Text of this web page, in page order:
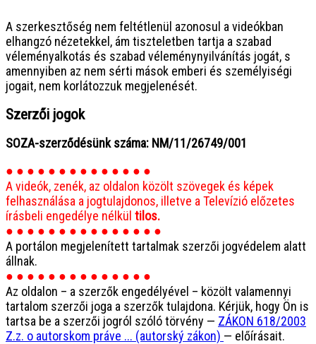
A szerkesztőség nem feltétlenül azonosul a videókban
elhangzó nézetekkel, ám tiszteletben tartja a szabad
véleményalkotás és szabad véleménynyilvánítás jogát, s
amennyiben az nem sérti mások emberi és személyiségi
jogait, nem korlátozzuk megjelenését.
Szerzői jogok
SOZA-szerződésünk száma: NM/11/26749/001
● ● ● ● ● ● ● ● ● ● ● ● ● ●
A videók, zenék, az oldalon közölt szövegek és képek
felhasználása a jogtulajdonos, illetve a Televízió előzetes
írásbeli engedélye nélkül tilos.
● ● ● ● ● ● ● ● ● ● ● ● ● ● ●
A portálon megjelenített tartalmak szerzői jogvédelem alatt
állnak.
● ● ● ● ● ● ● ● ● ● ● ● ● ●
Az oldalon – a szerzők engedélyével – közölt valamennyi
tartalom szerzői joga a szerzők tulajdona. Kérjük, hogy Ön is
tartsa be a szerzői jogról szóló törvény — ZÁKON 618/2003
Z.z. o autorskom práve ... (autorský zákon) — előírásait.